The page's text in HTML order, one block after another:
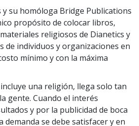
y su homóloga Bridge Publications
propósito de colocar libros,
religiosos de Dianetics y
de individuos y organizaciones en
mínimo y con la máxima
una religión, llega solo tan
gente. Cuando el interés
y por la publicidad de boca
demanda se debe satisfacer y en